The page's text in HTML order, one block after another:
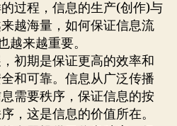
过程，信息的生产(创作)与
越海量，如何保证信息流
越来越重要。
期是保证更高的效率和
和可靠。信息从广泛传播
需要秩序，保证信息的按
，这是信息的价值所在。